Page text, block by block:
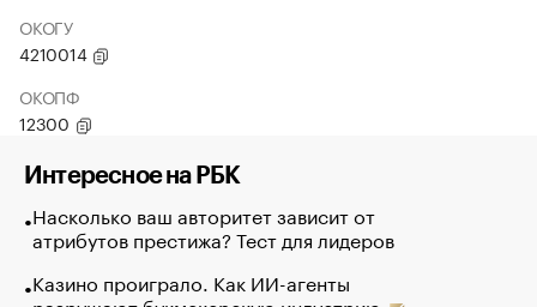
ОКОГУ
4210014
ОКОПФ
12300
Интересное на РБК
Насколько ваш авторитет зависит от
атрибутов престижа? Тест для лидеров
Казино проиграло. Как ИИ-агенты